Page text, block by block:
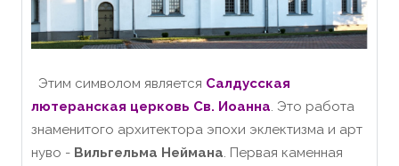
Этим символом является Салдусская
лютеранская церковь Св. Иоанна. Это работа
знаменитого архитектора эпохи эклектизма и арт
нуво - Вильгельма Неймана. Первая каменная